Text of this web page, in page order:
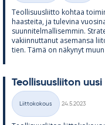
Teol­li­suus­liitto koh­taa
haas­teita, ja tu­le­vina
suun­ni­tel­mal­li­sem­min.
va­kiin­nut­ta­nut ase­mansa
tien. Tämä on nä­ky­nyt
Teol­li­suus­lii­ton
Kategoriat
Liittokokous
24.5.2023